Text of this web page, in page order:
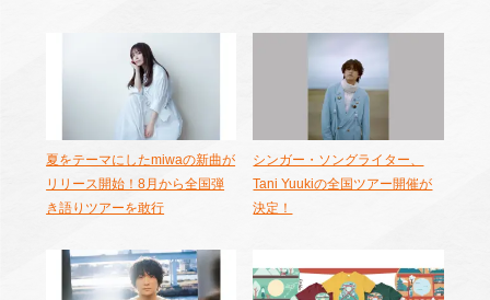
夏をテーマにしたmiwaの新曲が
リリース開始！8月から全国弾
き語りツアーを敢行
シンガー・ソングライター、
Tani Yuukiの全国ツアー開催が
決定！